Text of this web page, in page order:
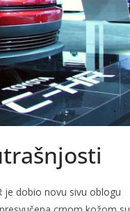
je dobio novu sivu oblogu